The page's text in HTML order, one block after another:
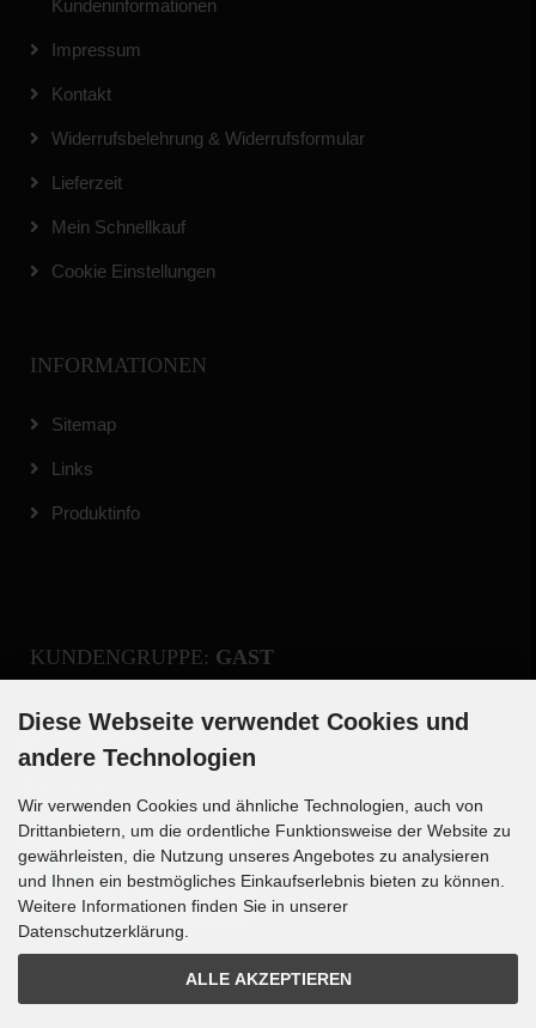
Kundeninformationen
Impressum
Kontakt
Widerrufsbelehrung & Widerrufsformular
Lieferzeit
Mein Schnellkauf
Cookie Einstellungen
INFORMATIONEN
Sitemap
Links
Produktinfo
KUNDENGRUPPE: GAST
Diese Webseite verwendet Cookies und
andere Technologien
Wir verwenden Cookies und ähnliche Technologien, auch von
Drittanbietern, um die ordentliche Funktionsweise der Website zu
gewährleisten, die Nutzung unseres Angebotes zu analysieren
und Ihnen ein bestmögliches Einkaufserlebnis bieten zu können.
Weitere Informationen finden Sie in unserer
Datenschutzerklärung.
ALLE AKZEPTIEREN